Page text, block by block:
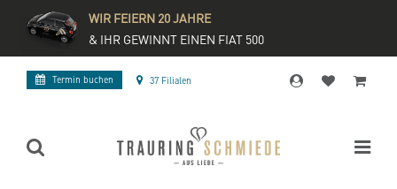
WIR FEIERN 20 JAHRE
& IHR GEWINNT EINEN FIAT 500
Termin buchen 37 Filialen